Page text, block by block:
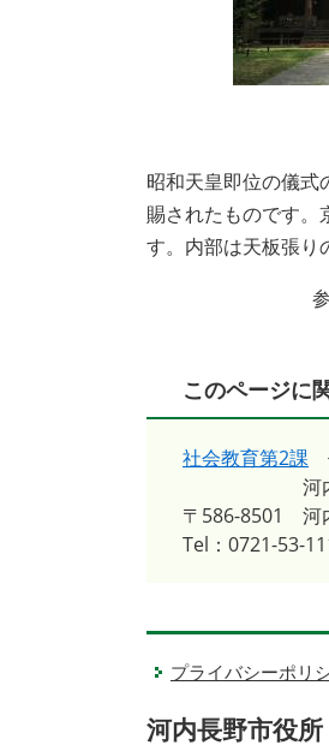
昭和天皇即位の儀式
賜されたものです。
す。内部は天板張り
このページに
社会教育第2課
〒586-8501
河
河
Tel：0721-53-
プライバシーポリ
河内長野市役所